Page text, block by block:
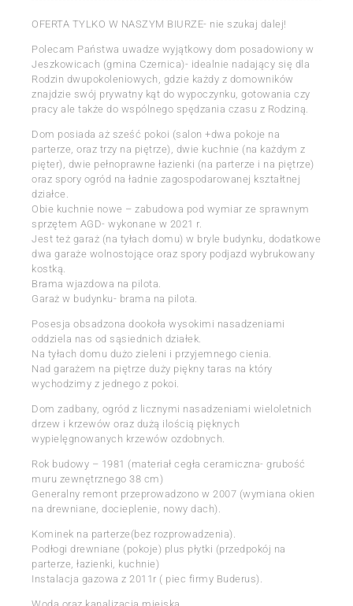
OFERTA TYLKO W NASZYM BIURZE- nie szukaj dalej!
Polecam Państwa uwadze wyjątkowy dom posadowiony w
Jeszkowicach (gmina Czernica)- idealnie nadający się dla
Rodzin dwupokoleniowych, gdzie każdy z domowników
znajdzie swój prywatny kąt do wypoczynku, gotowania czy
pracy ale także do wspólnego spędzania czasu z Rodziną.
Dom posiada aż sześć pokoi (salon +dwa pokoje na
parterze, oraz trzy na piętrze), dwie kuchnie (na każdym z
pięter), dwie pełnoprawne łazienki (na parterze i na piętrze)
oraz spory ogród na ładnie zagospodarowanej kształtnej
działce.
Obie kuchnie nowe – zabudowa pod wymiar ze sprawnym
sprzętem AGD- wykonane w 2021 r.
Jest też garaż (na tyłach domu) w bryle budynku, dodatkowe
dwa garaże wolnostojące oraz spory podjazd wybrukowany
kostką.
Brama wjazdowa na pilota.
Garaż w budynku- brama na pilota.
Posesja obsadzona dookoła wysokimi nasadzeniami
oddziela nas od sąsiednich działek.
Na tyłach domu dużo zieleni i przyjemnego cienia.
Nad garażem na piętrze duży piękny taras na który
wychodzimy z jednego z pokoi.
Dom zadbany, ogród z licznymi nasadzeniami wieloletnich
drzew i krzewów oraz dużą ilością pięknych
wypielęgnowanych krzewów ozdobnych.
Rok budowy – 1981 (materiał cegła ceramiczna- grubość
muru zewnętrznego 38 cm)
Generalny remont przeprowadzono w 2007 (wymiana okien
na drewniane, docieplenie, nowy dach).
Kominek na parterze(bez rozprowadzenia).
Podłogi drewniane (pokoje) plus płytki (przedpokój na
parterze, łazienki, kuchnie)
Instalacja gazowa z 2011r ( piec firmy Buderus).